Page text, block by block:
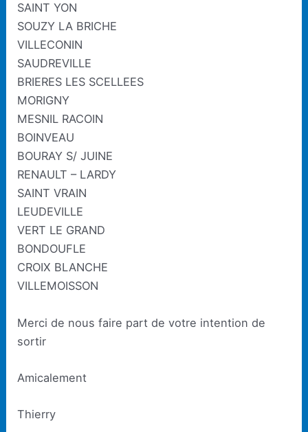
SAINT YON
SOUZY LA BRICHE
VILLECONIN
SAUDREVILLE
BRIERES LES SCELLEES
MORIGNY
MESNIL RACOIN
BOINVEAU
BOURAY S/ JUINE
RENAULT – LARDY
SAINT VRAIN
LEUDEVILLE
VERT LE GRAND
BONDOUFLE
CROIX BLANCHE
VILLEMOISSON
Merci de nous faire part de votre intention de
sortir
Amicalement
Thierry